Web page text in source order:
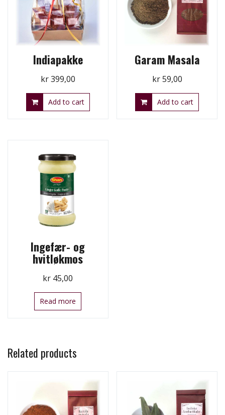
Indiapakke
kr399,00
Add to cart
Garam Masala
kr59,00
Add to cart
Ingefær- og
hvitløkmos
kr 45,00
Read more
Related products